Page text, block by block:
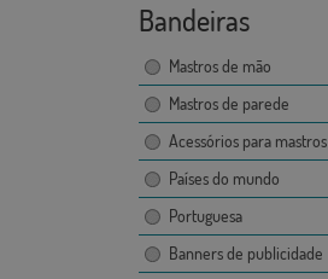
Bandeiras
Mastros de mão
Mastros de parede
Acessórios para mastros
Países do mundo
Portuguesa
Banners de publicidade